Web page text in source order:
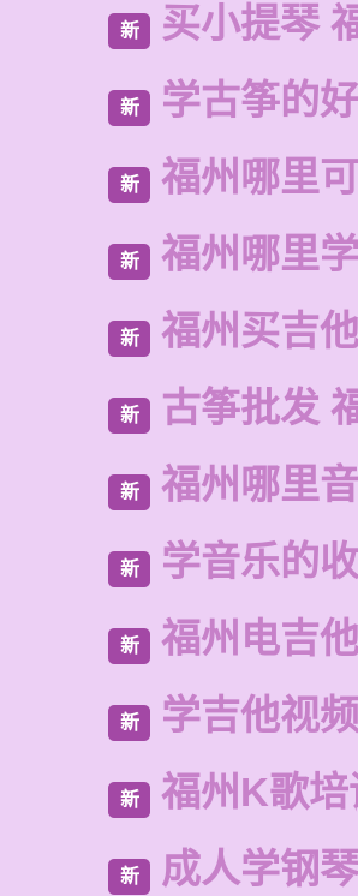
新 买小提琴
新 学古筝的
新 福州哪里
新 福州哪里
新 福州买吉
新 古筝批发
新 福州哪里
新 学音乐的
新 福州电吉
新 学吉他视
新 福州K歌
新 成人学钢